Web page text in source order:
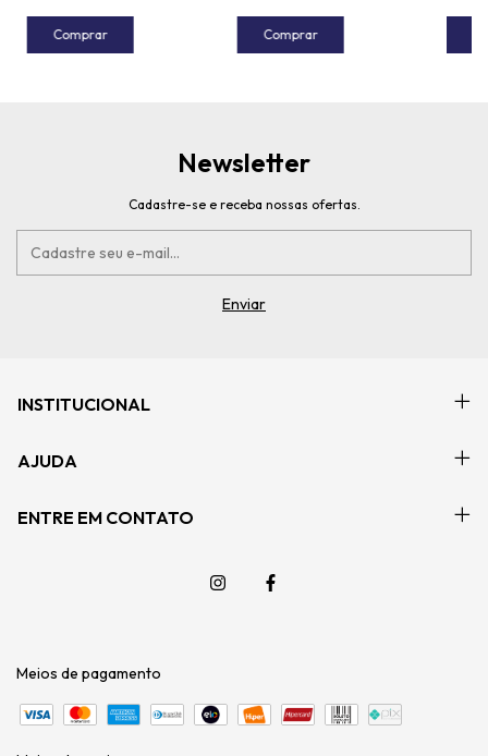
Comprar Comprar
Newsletter
Cadastre-se e receba nossas ofertas.
INSTITUCIONAL
AJUDA
ENTRE EM CONTATO
Meios de pagamento